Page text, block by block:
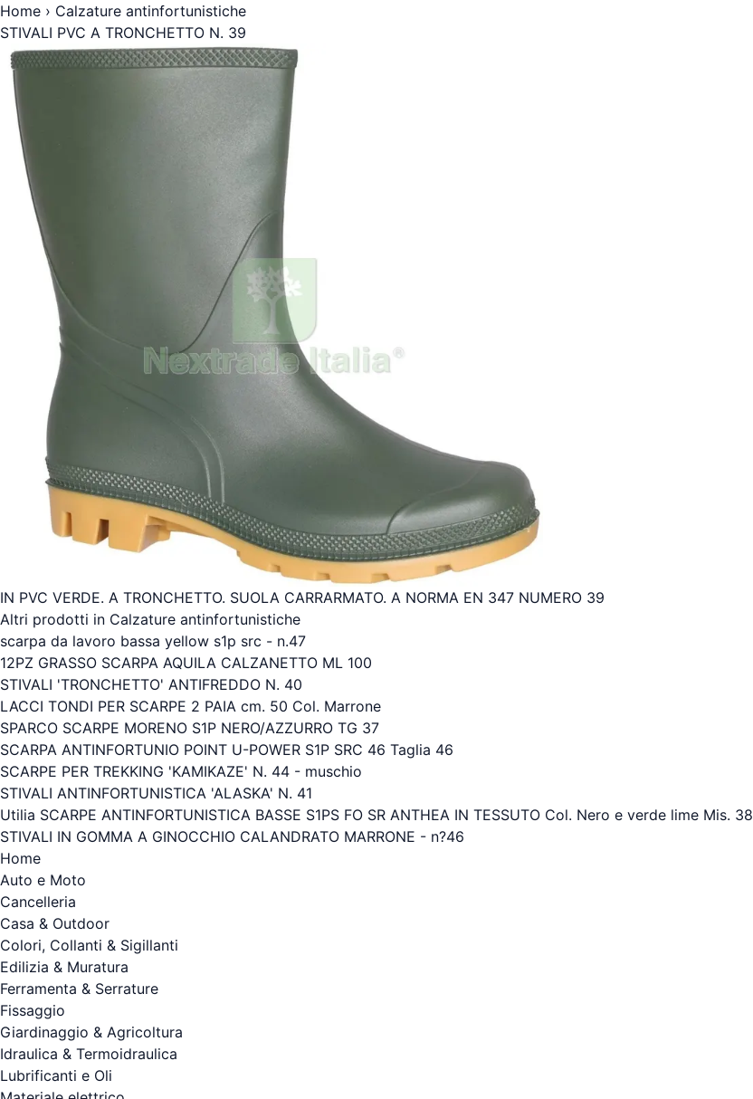
Home › Calzature antinfortunistiche
STIVALI PVC A TRONCHETTO N. 39
IN PVC VERDE. A TRONCHETTO. SUOLA CARRARMATO. A NORMA EN 347 NUMERO 39
Altri prodotti in Calzature antinfortunistiche
scarpa da lavoro bassa yellow s1p src - n.47
12PZ GRASSO SCARPA AQUILA CALZANETTO ML 100
STIVALI 'TRONCHETTO' ANTIFREDDO N. 40
LACCI TONDI PER SCARPE 2 PAIA cm. 50 Col. Marrone
SPARCO SCARPE MORENO S1P NERO/AZZURRO TG 37
SCARPA ANTINFORTUNIO POINT U-POWER S1P SRC 46 Taglia 46
SCARPE PER TREKKING 'KAMIKAZE' N. 44 - muschio
STIVALI ANTINFORTUNISTICA 'ALASKA' N. 41
Utilia SCARPE ANTINFORTUNISTICA BASSE S1PS FO SR ANTHEA IN TESSUTO Col. Nero e verde lime Mis. 38
STIVALI IN GOMMA A GINOCCHIO CALANDRATO MARRONE - n?46
Home
Auto e Moto
Cancelleria
Casa & Outdoor
Colori, Collanti & Sigillanti
Edilizia & Muratura
Ferramenta & Serrature
Fissaggio
Giardinaggio & Agricoltura
Idraulica & Termoidraulica
Lubrificanti e Oli